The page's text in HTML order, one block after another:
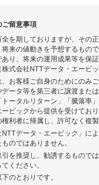
ご留意事項
を期しておりますが、その
来の値動きを予想するもの
り、将来の運用成果等を保
式会社NTTデータ・エービ
お客様ご自身のためにのみ
ータ等を第三者に譲渡また
トータルリターン」「騰落
ビックから提供を受けてお
利者に帰属し、許可なく複
データ・エービック」に
のではありません。
を推奨し、勧誘するもので
ください。
のとおりです。